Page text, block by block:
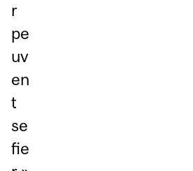
r
pe
uv
en
t
se
fie